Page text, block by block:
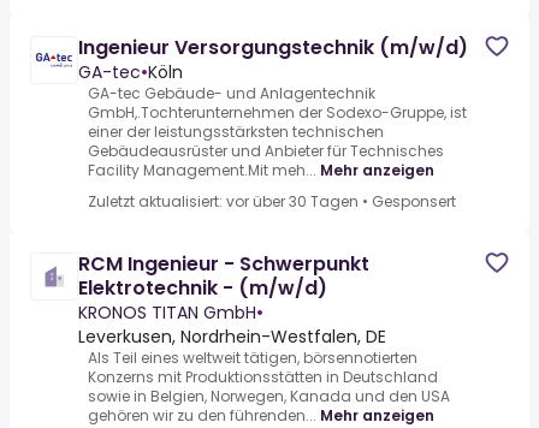
Ingenieur Versorgungstechnik (m/w/d)
GA-tec•Köln
GA-tec Gebäude- und Anlagentechnik
GmbH,.Tochterunternehmen der Sodexo-Gruppe, ist
einer der leistungsstärksten technischen
Gebäudeausrüster und Anbieter für Technisches
Facility Management.Mit meh... Mehr anzeigen
Zuletzt aktualisiert: vor über 30 Tagen • Gesponsert
RCM Ingenieur - Schwerpunkt
Elektrotechnik - (m/w/d)
KRONOS TITAN GmbH•
Leverkusen, Nordrhein-Westfalen, DE
Als Teil eines weltweit tätigen, börsennotierten
Konzerns mit Produktionsstätten in Deutschland
sowie in Belgien, Norwegen, Kanada und den USA
gehören wir zu den führenden... Mehr anzeigen